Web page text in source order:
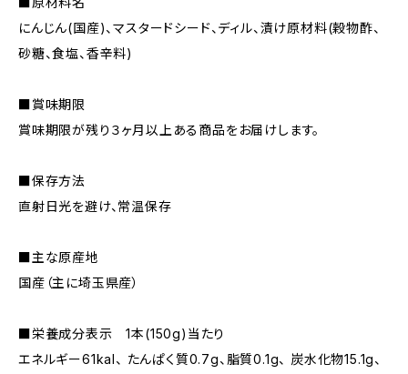
にんじん(国産)、マスタードシード、ディル、漬け原材料(穀物酢、
砂糖、食塩、香辛料)
■賞味期限
賞味期限が残り３ヶ月以上ある商品をお届けします。
■保存方法
直射日光を避け、常温保存
■主な原産地
国産（主に埼玉県産）
■栄養成分表示 1本(150g)当たり
エネルギー61kal、 たんぱく質0.7g、脂質0.1g、 炭水化物15.1g、